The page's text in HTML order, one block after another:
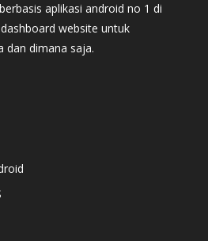
aplikasi android no 1 di
website untuk
dan dimana saja.